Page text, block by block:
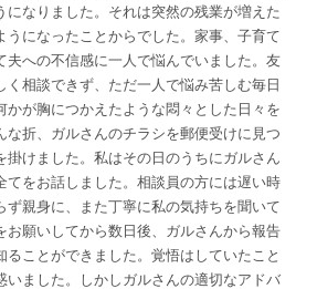
になりました。それは突然の残業が増えた
うになったことからでした。家事、子育て
夫への不信感に一人で悩んでいました。友
く相談できず、ただ一人で悩み苦しむ毎日
かが胸につかえたような悶々とした日々を
な折、ガルさんのチラシを郵便受けに見つ
掛けました。私はその日のうちにガルさん
てをお話しました。相談員の方には遅い時
ず親身に、また丁寧に私の気持ちを聞いて
お願いしてから数日後、ガルさんから報告
ることができました。覚悟はしていたこと
いました。しかしガルさんの適切なアドバ